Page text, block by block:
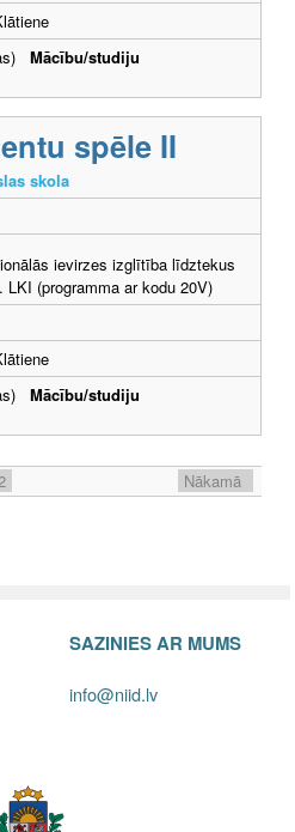
Mācību/studiju
spēle II
skola
ievirzes izglītība līdztekus
(programma ar kodu 20V)
Mācību/studiju
2
Nākamā
SAZINIES AR MUMS
info@niid.lv